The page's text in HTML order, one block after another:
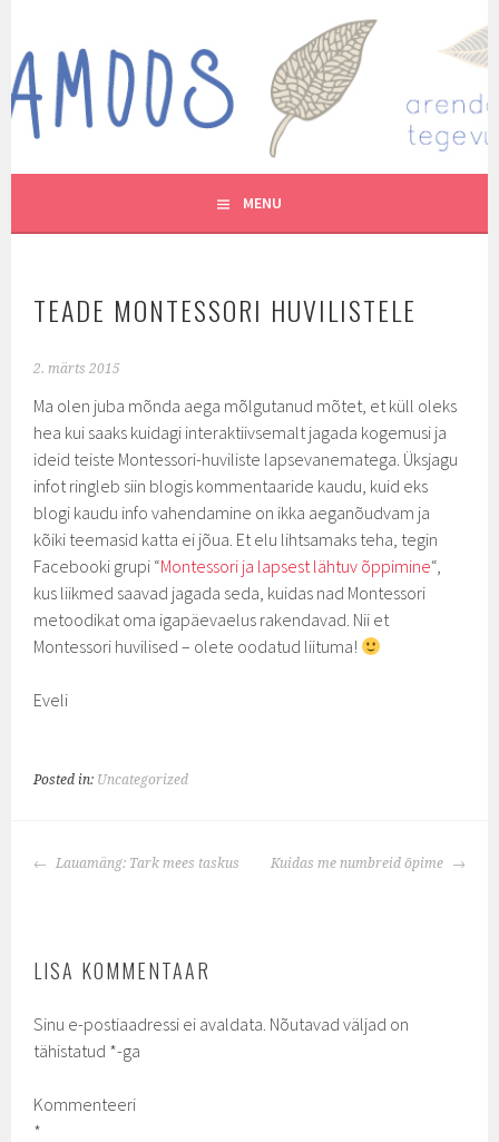
content
MUTUKAMOOS
ARENDAVAID TEGEVUSI LASTEGA
MENU
TEADE MONTESSORI HUVILISTELE
2. märts 2015
Ma olen juba mõnda aega mõlgutanud mõtet, et küll oleks
hea kui saaks kuidagi interaktiivsemalt jagada kogemusi ja
ideid teiste Montessori-huviliste lapsevanematega. Üksjagu
infot ringleb siin blogis kommentaaride kaudu, kuid eks
blogi kaudu info vahendamine on ikka aeganõudvam ja
kõiki teemasid katta ei jõua. Et elu lihtsamaks teha, tegin
Facebooki grupi “Montessori ja lapsest lähtuv õppimine“,
kus liikmed saavad jagada seda, kuidas nad Montessori
metoodikat oma igapäevaelus rakendavad. Nii et
Montessori huvilised – olete oodatud liituma!
Eveli
Posted in: Uncategorized
POST
Lauamäng: Tark mees taskus Kuidas me numbreid õpime
LISA KOMMENTAAR
Sinu e-postiaadressi ei avaldata. Nõutavad väljad on
tähistatud *-ga
Kommenteeri
*